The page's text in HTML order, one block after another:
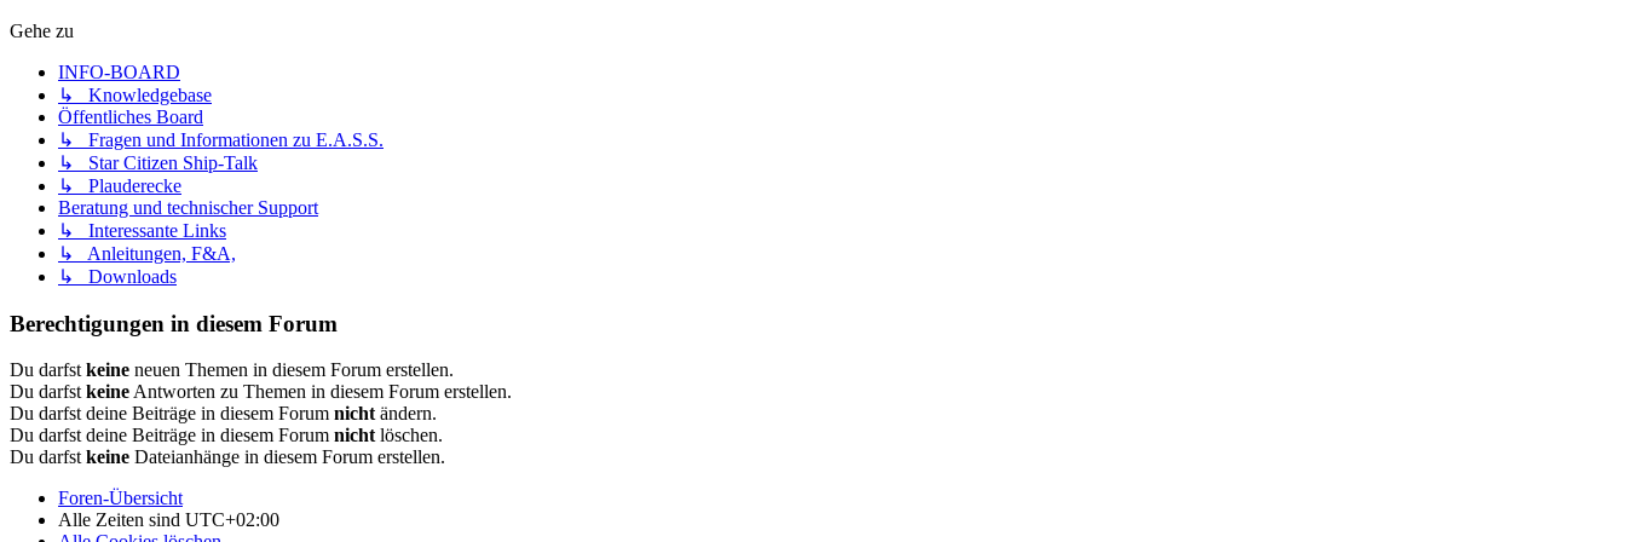
Gehe zu
INFO-BOARD
↳ Knowledgebase
Öffentliches Board
↳ Fragen und Informationen zu E.A.S.S.
↳ Star Citizen Ship-Talk
↳ Plauderecke
Beratung und technischer Support
↳ Interessante Links
↳ Anleitungen, F&A,
↳ Downloads
Berechtigungen in diesem Forum
Du darfstkeine neuen Themen in diesem Forum erstellen.
Du darfstkeineAntworten zu Themen in diesem Forum erstellen.
Du darfst deine Beiträge in diesem Forum nichtändern.
Du darfst deine Beiträge in diesem Forum nichtlöschen.
Du darfstkeine Dateianhänge in diesem Forum erstellen.
Foren-Übersicht
Alle Zeiten sind UTC+02:00